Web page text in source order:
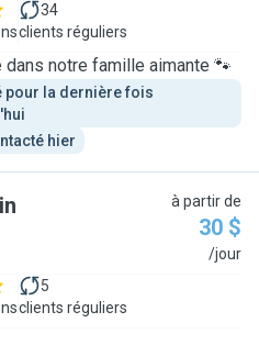
34
clients réguliers
dans notre famille aimante 🐾
pour la dernière fois
hier
à partir de
30 $
/jour
5
clients réguliers